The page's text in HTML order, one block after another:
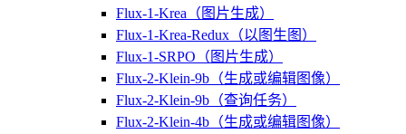
Flux-1-Krea（图片生成）
Flux-1-Krea-Redux（以图生图）
Flux-1-SRPO（图片生成）
Flux-2-Klein-9b（生成或编辑图像）
Flux-2-Klein-9b（查询任务）
Flux-2-Klein-4b（生成或编辑图像）